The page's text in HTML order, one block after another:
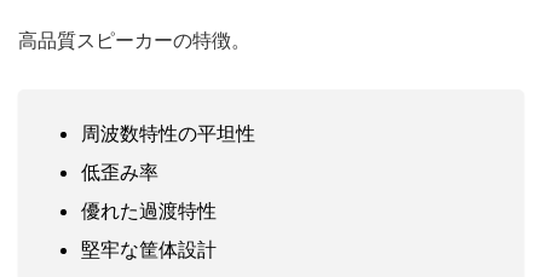
高品質スピーカーの特徴。
周波数特性の平坦性
低歪み率
優れた過渡特性
堅牢な筐体設計